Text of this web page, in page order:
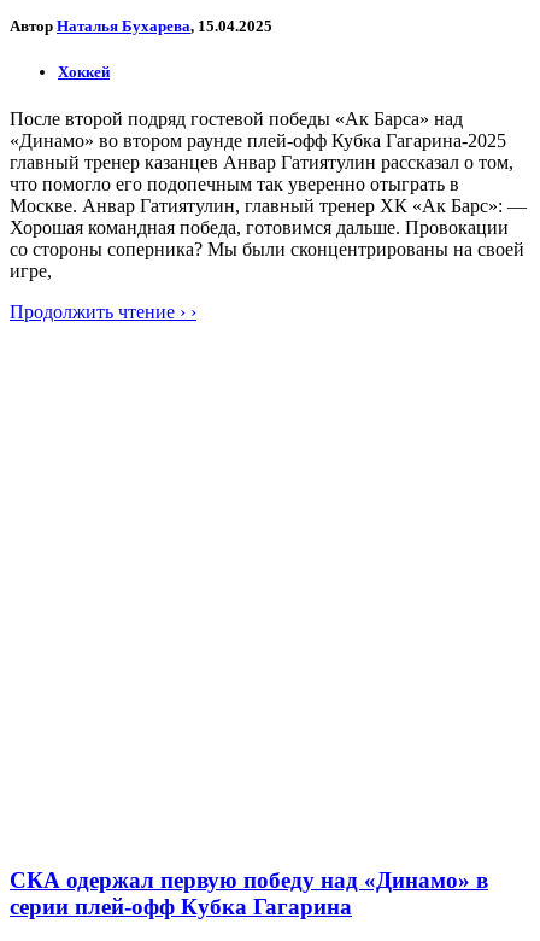
Автор Наталья Бухарева, 15.04.2025
Хоккей
После второй подряд гостевой победы «Ак Барса» над
«Динамо» во втором раунде плей-офф Кубка Гагарина-2025
главный тренер казанцев Анвар Гатиятулин рассказал о том,
что помогло его подопечным так уверенно отыграть в
Москве. Анвар Гатиятулин, главный тренер ХК «Ак Барс»: —
Хорошая командная победа, готовимся дальше. Провокации
со стороны соперника? Мы были сконцентрированы на своей
игре,
Продолжить чтение › ›
СКА одержал первую победу над «Динамо» в
серии плей-офф Кубка Гагарина